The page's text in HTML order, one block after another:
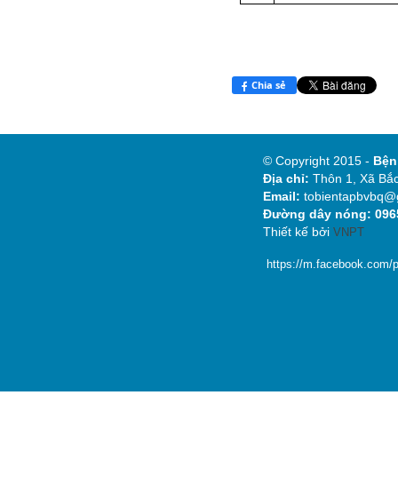
Chia sẻ
© Copyright 2015 -
Địa chỉ: Thôn 1, Xã
Email:
Đường dây nóng:
Thiết kế bởi VNPT
https://m.facebook.com/